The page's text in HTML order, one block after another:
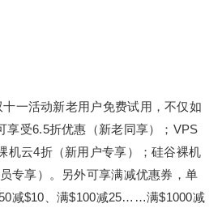
一活动新老用户免费试用，不仅如
享受6.5折优惠（新老同享）；VPS
机云4折（新用户专享）；硅谷裸机
专享）。另外可享满减优惠券，单
减$10、满$100减25……满$1000减